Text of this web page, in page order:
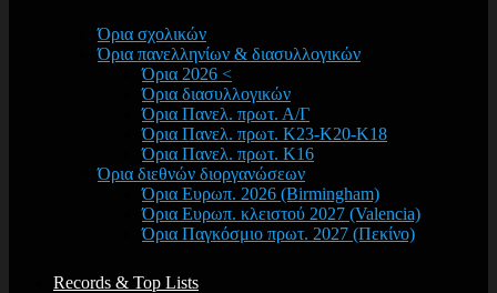
Όρια σχολικών
Όρια πανελληνίων & διασυλλογικών
Όρια 2026 <
Όρια διασυλλογικών
Όρια Πανελ. πρωτ. Α/Γ
Όρια Πανελ. πρωτ. Κ23-Κ20-Κ18
Όρια Πανελ. πρωτ. Κ16
Όρια διεθνών διοργανώσεων
Όρια Ευρωπ. 2026 (Birmingham)
Όρια Ευρωπ. κλειστού 2027 (Valencia)
Όρια Παγκόσμιο πρωτ. 2027 (Πεκίνο)
Records & Top Lists